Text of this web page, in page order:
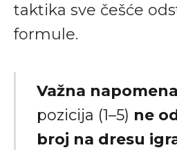
taktika sve češće
formule.
Važna
pozicija (1–5) ne
broj na dresu